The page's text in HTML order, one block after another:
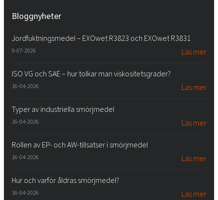
Bloggnyheter
Jordfuktningsmedel – EXOwet R3823 och EXOwet R3831
9-07-2026 Läs mer
ISO VG och SAE – hur tolkar man viskositetsgrader?
16-04-2026 Läs mer
Typer av industriella smörjmedel
16-04-2026 Läs mer
Rollen av EP- och AW-tillsatser i smörjmedel
16-04-2026 Läs mer
Hur och varför åldras smörjmedel?
16-04-2026 Läs mer